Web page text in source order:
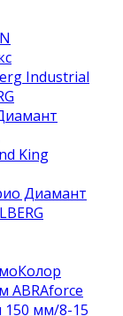
Industrial
King
Диамант
ABRAforce
150 мм/8-15